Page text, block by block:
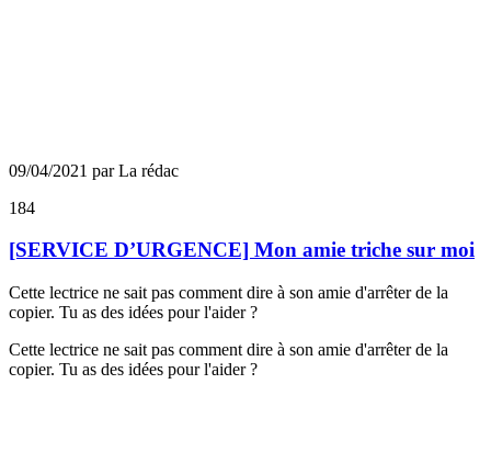
09/04/2021 par La rédac
184
[SERVICE D’URGENCE] Mon amie triche sur moi
Cette lectrice ne sait pas comment dire à son amie d'arrêter de la
copier. Tu as des idées pour l'aider ?
Cette lectrice ne sait pas comment dire à son amie d'arrêter de la
copier. Tu as des idées pour l'aider ?